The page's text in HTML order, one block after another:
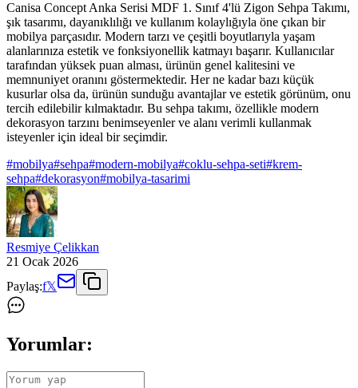
Canisa Concept Anka Serisi MDF 1. Sınıf 4'lü Zigon Sehpa Takımı,
şık tasarımı, dayanıklılığı ve kullanım kolaylığıyla öne çıkan bir
mobilya parçasıdır. Modern tarzı ve çeşitli boyutlarıyla yaşam
alanlarınıza estetik ve fonksiyonellik katmayı başarır. Kullanıcılar
tarafından yüksek puan alması, ürünün genel kalitesini ve
memnuniyet oranını göstermektedir. Her ne kadar bazı küçük
kusurlar olsa da, ürünün sunduğu avantajlar ve estetik görünüm, onu
tercih edilebilir kılmaktadır. Bu sehpa takımı, özellikle modern
dekorasyon tarzını benimseyenler ve alanı verimli kullanmak
isteyenler için ideal bir seçimdir.
#mobilya#sehpa#modern-mobilya#coklu-sehpa-seti#krem-
sehpa#dekorasyon#mobilya-tasarimi
Resmiye Çelikkan
21 Ocak 2026
Paylaş:f𝕏
Yorumlar: